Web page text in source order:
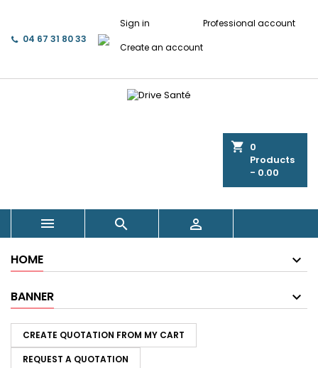
04 67 31 80 33
Sign in
Create an account
Professional account
shopping_cart 0
Products
- 0.00
  
HOME
BANNER
CREATE QUOTATION FROM MY CART
REQUEST A QUOTATION